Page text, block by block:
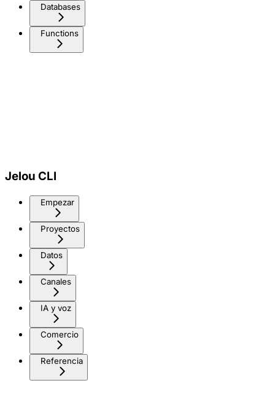
Databases
Functions
Jelou CLI
Empezar
Proyectos
Datos
Canales
IA y voz
Comercio
Referencia